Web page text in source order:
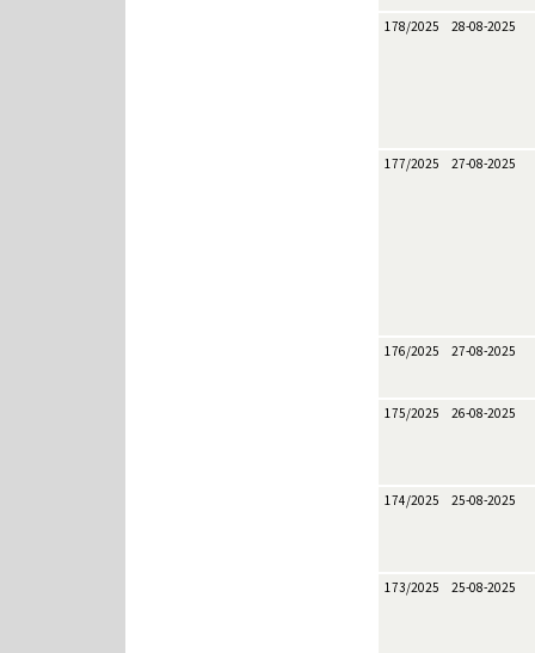
178/2025 28-08-2025
177/2025 27-08-2025
176/2025 27-08-2025
175/2025 26-08-2025
174/2025 25-08-2025
173/2025 25-08-2025